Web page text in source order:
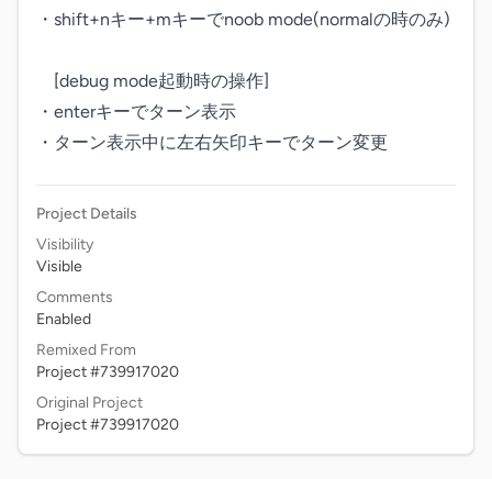
・shift+nキー+mキーでnoob mode(normalの時のみ)
[debug mode起動時の操作]
・enterキーでターン表示
・ターン表示中に左右矢印キーでターン変更
Project Details
Visibility
Visible
Comments
Enabled
Remixed From
Project #739917020
Original Project
Project #739917020